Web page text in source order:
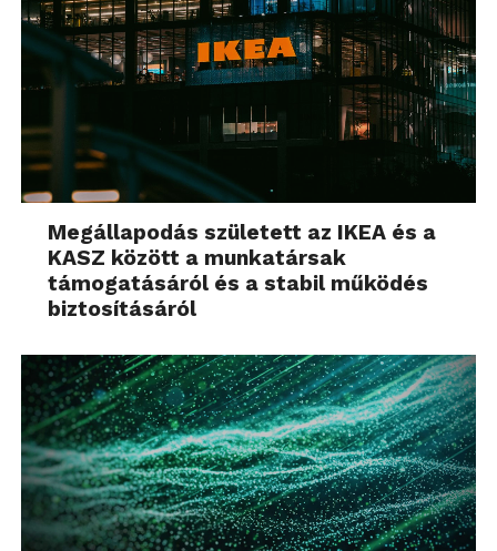
Megállapodás született az IKEA és a
KASZ között a munkatársak
támogatásáról és a stabil működés
biztosításáról